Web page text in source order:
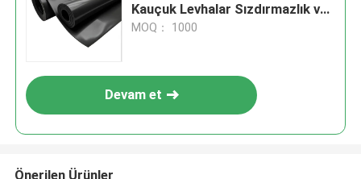
Kauçuk Levhalar Sızdırmazlık ve
Conta Çözümleri İçin İdeal
MOQ： 1000
Devam et
Önerilen Ürünler